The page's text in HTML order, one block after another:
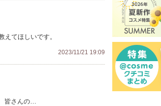
てほしいです。
2023/11/21 19:09
皆さんの…